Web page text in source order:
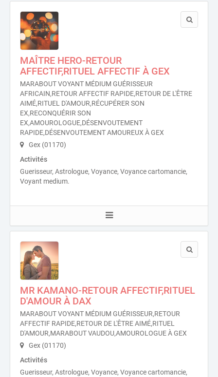
MAÎTRE HERO-RETOUR
AFFECTIF,RITUEL AFFECTIF À GEX
MARABOUT VOYANT MÉDIUM GUÉRISSEUR
AFRICAIN,RETOUR AFFECTIF RAPIDE,RETOUR DE L'ÊTRE
AIMÉ,RITUEL D'AMOUR,RÉCUPÉRER SON
EX,RECONQUÉRIR SON
EX,AMOUROLOGUE,DÉSENVOUTEMENT
RAPIDE,DÉSENVOUTEMENT AMOUREUX À GEX
Gex (01170)
Activités
Guerisseur, Astrologue, Voyance, Voyance cartomancie,
Voyant medium.
MR KAMANO-RETOUR AFFECTIF,RITUEL
D'AMOUR À DAX
MARABOUT VOYANT MÉDIUM GUÉRISSEUR,RETOUR
AFFECTIF RAPIDE,RETOUR DE L'ÊTRE AIMÉ,RITUEL
D'AMOUR,MARABOUT VAUDOU,AMOUROLOGUE À GEX
Gex (01170)
Activités
Guerisseur, Astrologue, Voyance, Voyance cartomancie,